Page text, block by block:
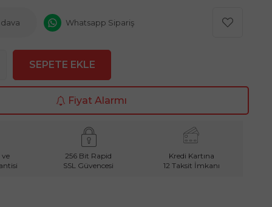
Whatsapp Sipariş
SEPETE EKLE
Fiyat Alarmı
ve
256 Bit Rapid
SSL Güvencesi
Kredi Kartına
12 Taksit İmkanı